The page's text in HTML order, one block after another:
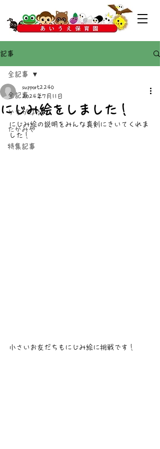
記事
全記事
かすがばる
たかみや
特集記事
全記事
にじみ絵をしました！
support2240
2024年7月11日
にじみ絵の説明をみんな真剣にきいてくれま
した！
小さいお友だちもにじみ絵に挑戦です！